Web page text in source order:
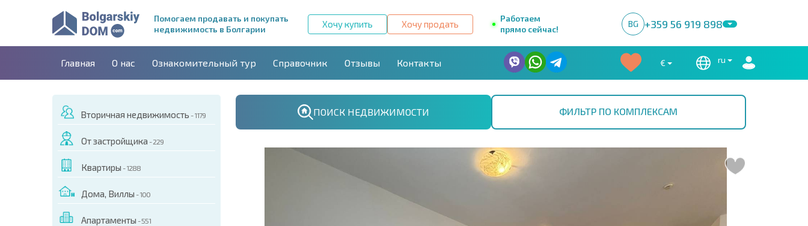
Помогаем продавать и покупать
недвижимость в Болгарии
Хочу купить Хочу продать
Работаем
прямо сейчас!
BG +359 56 919 898
Главная О нас Ознакомительный тур Справочник Отзывы Контакты € ru
Вторичная недвижимость - 1179
От застройщика - 229
Квартиры - 1288
Дома, Виллы - 100
Апартаменты - 551
ПОИСК НЕДВИЖИМОСТИ ФИЛЬТР ПО КОМПЛЕКСАМ